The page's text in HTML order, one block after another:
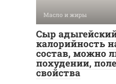
Масло и жиры
Сыр
калорийность
состав, можно
похудении,
свойства